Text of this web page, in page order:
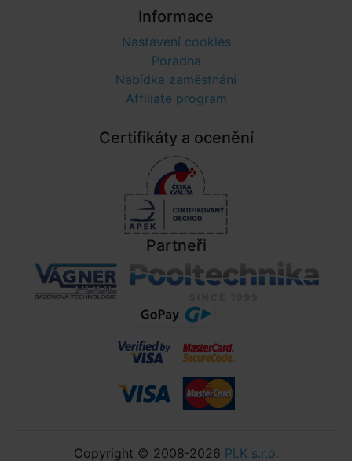
Informace
Nastavení cookies
Poradna
Nabídka zaměstnání
Affiliate program
Certifikáty a ocenění
Partneři
Copyright © 2008-2026 PLK s.r.o.